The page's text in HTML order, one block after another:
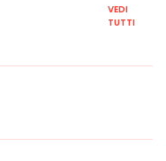
VEDI
TUTTI